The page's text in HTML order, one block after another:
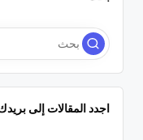
اجدد المقالات إلى